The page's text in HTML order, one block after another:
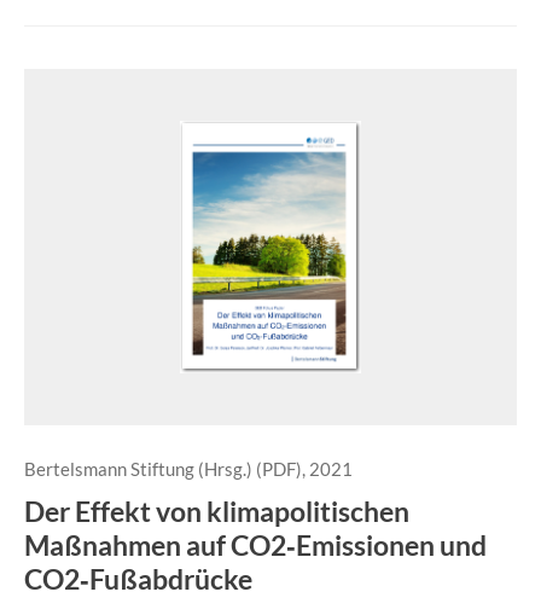
Bertelsmann Stiftung (Hrsg.) (PDF), 2021
Der Effekt von klimapolitischen
Maßnahmen auf CO2‐Emissionen und
CO2‐Fußabdrücke